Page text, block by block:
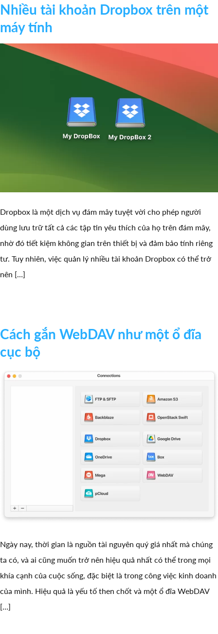
Nhiều tài khoản Dropbox trên một
máy tính
Dropbox là một dịch vụ đám mây tuyệt vời cho phép người
dùng lưu trữ tất cả các tập tin yêu thích của họ trên đám mây,
nhờ đó tiết kiệm không gian trên thiết bị và đảm bảo tính riêng
tư. Tuy nhiên, việc quản lý nhiều tài khoản Dropbox có thể trở
nên […]
Cách gắn WebDAV như một ổ đĩa
cục bộ
Ngày nay, thời gian là nguồn tài nguyên quý giá nhất mà chúng
ta có, và ai cũng muốn trở nên hiệu quả nhất có thể trong mọi
khía cạnh của cuộc sống, đặc biệt là trong công việc kinh doanh
của mình. Hiệu quả là yếu tố then chốt và một ổ đĩa WebDAV
[…]